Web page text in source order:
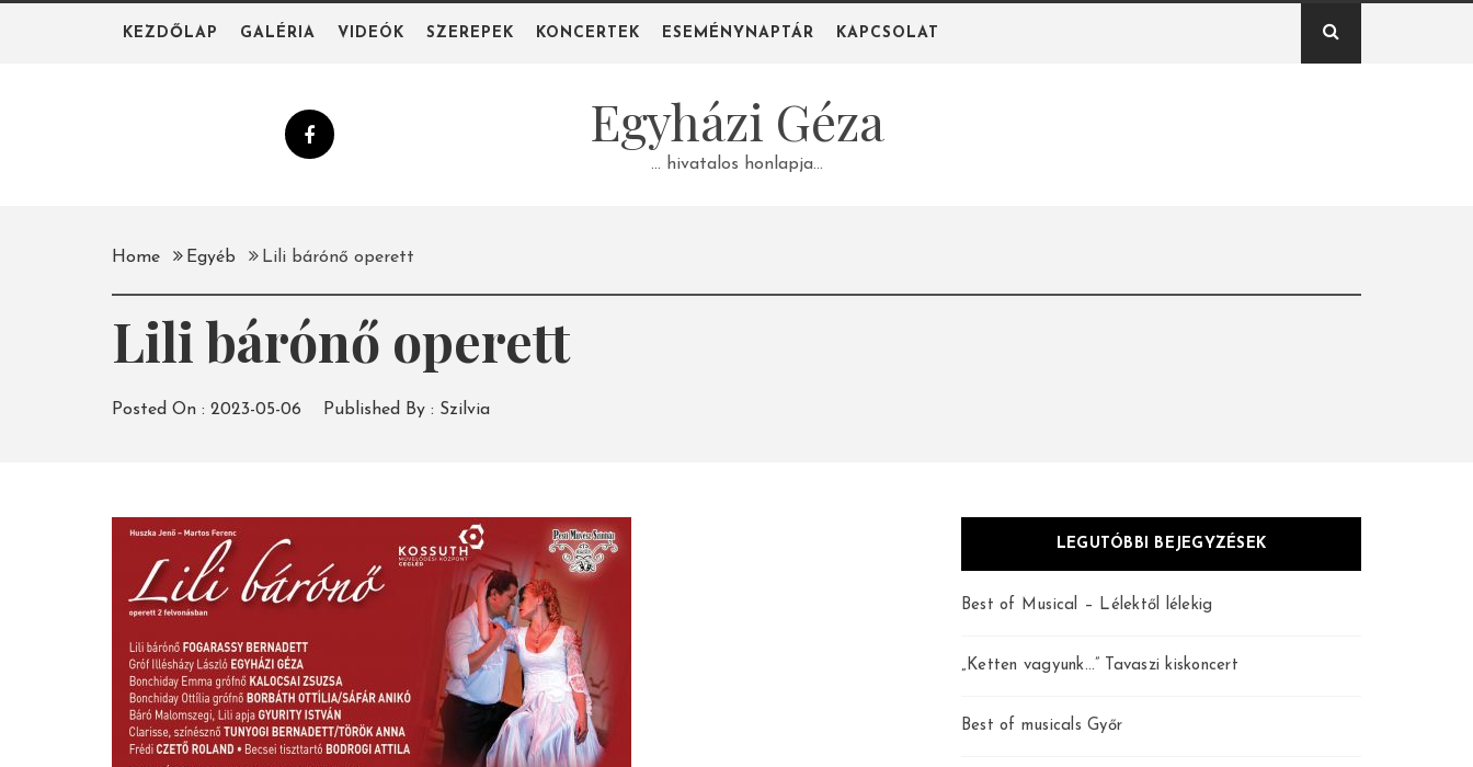
KEZDŐLAP GALÉRIA VIDEÓK SZEREPEK KONCERTEK ESEMÉNYNAPTÁR KAPCSOLAT
Egyházi Géza
… hivatalos honlapja…
Home Egyéb Lili bárónő operett
Lili bárónő operett
Posted On : 2023-05-06 Published By : Szilvia
LEGUTÓBBI BEJEGYZÉSEK
Best of Musical – Lélektől lélekig
„Ketten vagyunk…” Tavaszi kiskoncert
Best of musicals Győr